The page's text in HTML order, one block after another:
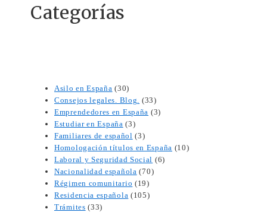
Categorías
Asilo en España (30)
Consejos legales. Blog. (33)
Emprendedores en España (3)
Estudiar en España (3)
Familiares de español (3)
Homologación títulos en España (10)
Laboral y Seguridad Social (6)
Nacionalidad española (70)
Régimen comunitario (19)
Residencia española (105)
Trámites (33)